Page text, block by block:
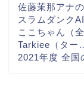
佐藤茉那アナ
スラムダンク
ここちゃん（
Tarkiee（ター
2021年度 全